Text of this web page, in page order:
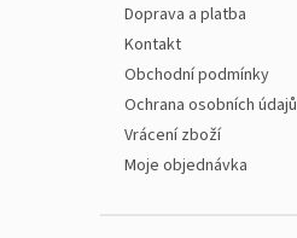
Doprava a platba
Kontakt
Obchodní podmínky
Ochrana osobních údajů
Vrácení zboží
Moje objednávka